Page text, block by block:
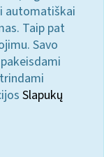
automatiškai
Taip pat
Savo
Slapukų